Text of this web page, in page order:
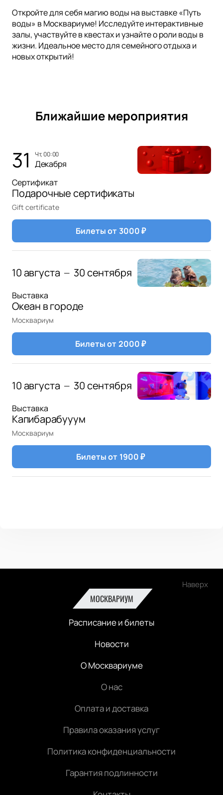
Откройте для себя магию воды на выставке «Путь
воды» в Москвариуме! Исследуйте интерактивные
залы, участвуйте в квестах и узнайте о роли воды в
жизни. Идеальное место для семейного отдыха и
новых открытий!
Ближайшие мероприятия
31 чт, 00:00
Декабря
Сертификат
Подарочные сертификаты
Gift certificate
Билеты от 3000₽
10 августа — 30 сентября
Выставка
Океан в городе
Москвариум
Билеты от 2000₽
10 августа — 30 сентября
Выставка
Капибарабууум
Москвариум
Билеты от 1900₽
Наверх
МОСКВАРИУМ
Расписание и билеты
Новости
О Москвариуме
О нас
Оплата и доставка
Правила оказания услуг
Политика конфиденциальности
Гарантия подлинности